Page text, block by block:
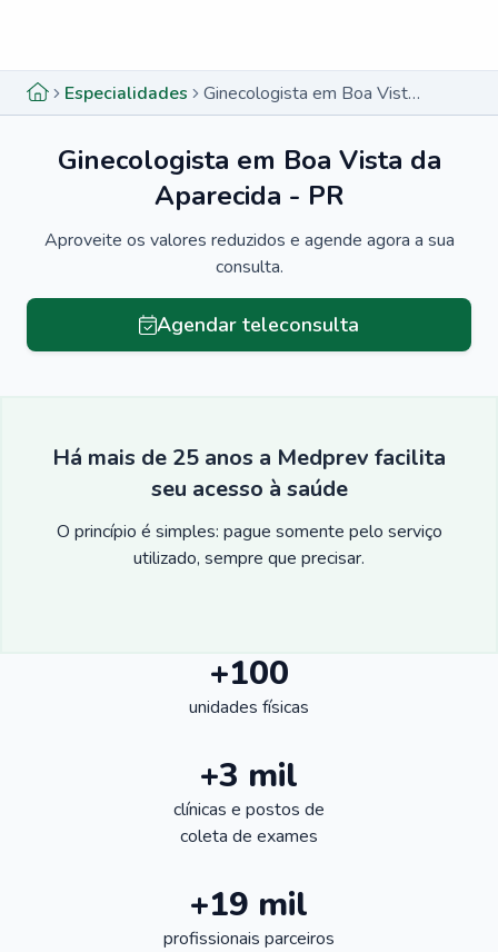
Especialidades Ginecologista em Boa Vista da Aparecida - PR
Ginecologista em Boa Vista da
Aparecida - PR
Aproveite os valores reduzidos e agende agora a sua
consulta.
Agendar teleconsulta
Há mais de 25 anos a Medprev facilita
seu acesso à saúde
O princípio é simples: pague somente pelo serviço
utilizado, sempre que precisar.
+100
unidades físicas
+3 mil
clínicas e postos de
coleta de exames
+19 mil
profissionais parceiros